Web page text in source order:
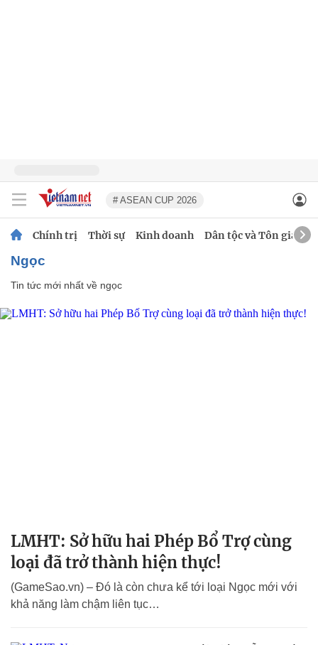
# ASEAN CUP 2026
Chính trị Thời sự Kinh doanh Dân tộc và Tôn giáo
ngọc
Tin tức mới nhất về ngọc
LMHT: Sở hữu hai Phép Bổ Trợ cùng
loại đã trở thành hiện thực!
(GameSao.vn) – Đó là còn chưa kể tới loại Ngọc mới với
khả năng làm chậm liên tục…